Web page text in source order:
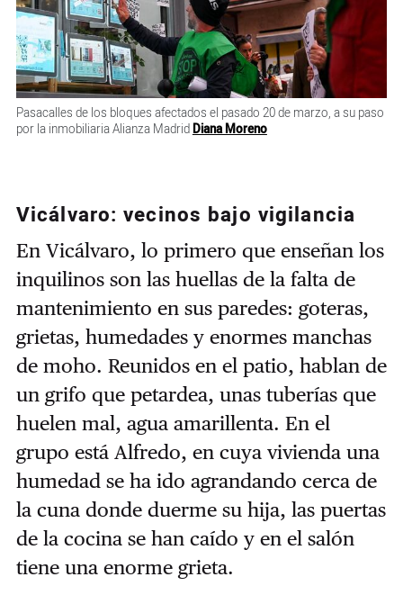
Pasacalles de los bloques afectados el pasado 20 de marzo, a su paso
por la inmobiliaria Alianza Madrid Diana Moreno
Vicálvaro: vecinos bajo vigilancia
En Vicálvaro, lo primero que enseñan los
inquilinos son las huellas de la falta de
mantenimiento en sus paredes: goteras,
grietas, humedades y enormes manchas
de moho. Reunidos en el patio, hablan de
un grifo que petardea, unas tuberías que
huelen mal, agua amarillenta. En el
grupo está Alfredo, en cuya vivienda una
humedad se ha ido agrandando cerca de
la cuna donde duerme su hija, las puertas
de la cocina se han caído y en el salón
tiene una enorme grieta.